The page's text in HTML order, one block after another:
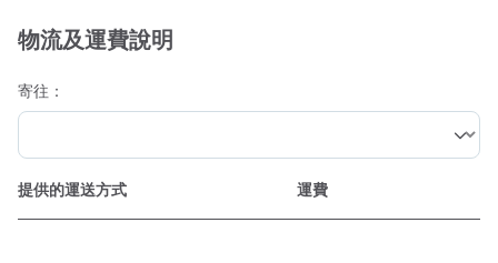
物流及運費說明
寄往：
提供的運送方式 運費